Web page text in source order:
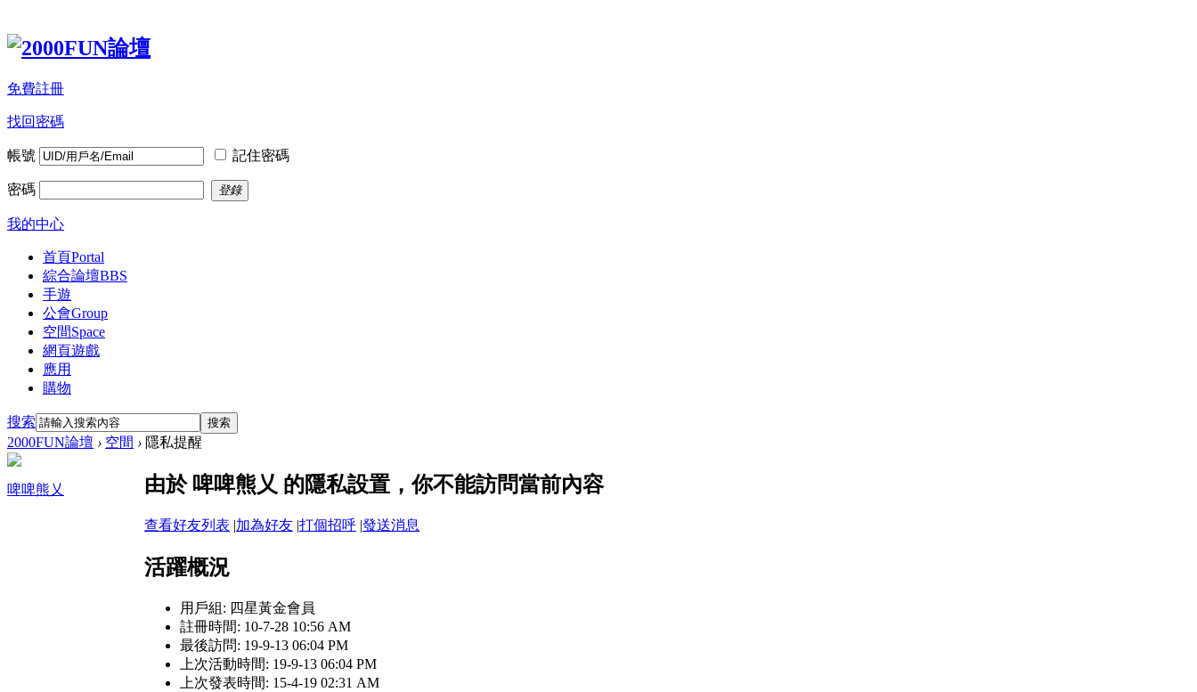
免費註冊
找回密碼
帳號 記住密碼
密碼 登錄
我的中心
首頁Portal
綜合論壇BBS
手遊
公會Group
空間Space
網頁遊戲
應用
購物
搜索 搜索
2000FUN論壇 › 空間 › 隱私提醒
啤啤熊乂 由於 啤啤熊乂 的隱私設置，你不能訪問當前內容
查看好友列表 |加為好友 |打個招呼 |發送消息
活躍概況
用戶組: 四星黃金會員
註冊時間: 10-7-28 10:56 AM
最後訪問: 19-9-13 06:04 PM
上次活動時間: 19-9-13 06:04 PM
上次發表時間: 15-4-19 02:31 AM